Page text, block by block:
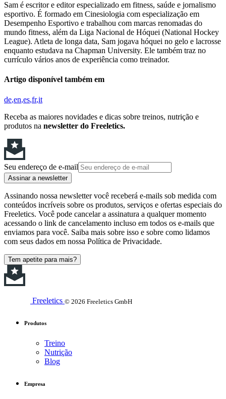
Sam é escritor e editor especializado em fitness, saúde e jornalismo
esportivo. É formado em Cinesiologia com especialização em
Desempenho Esportivo e trabalhou com marcas renomadas do
mundo fitness, além da Liga Nacional de Hóquei (National Hockey
League). Atleta de longa data, Sam jogava hóquei no gelo e lacrosse
enquanto estudava na Chapman University. Ele também traz no
currículo vários anos de experiência como treinador.
Artigo disponível também em
de en es fr it
Receba as maiores novidades e dicas sobre treinos, nutrição e
produtos na newsletter do Freeletics.
Seu endereço de e-mail
Assinar a newsletter
Assinando nossa newsletter você receberá e-mails sob medida com
conteúdos incríveis sobre os produtos, serviços e ofertas especiais do
Freeletics. Você pode cancelar a assinatura a qualquer momento
acessando o link de cancelamento incluso em todos os e-mails que
enviamos para você. Saiba mais sobre isso e sobre como lidamos
com seus dados em nossa Política de Privacidade.
Tem apetite para mais?
Freeletics © 2026 Freeletics GmbH
Produtos
Treino
Nutrição
Blog
Empresa